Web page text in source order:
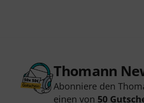
Thomann
Abonniere den
einen von 50